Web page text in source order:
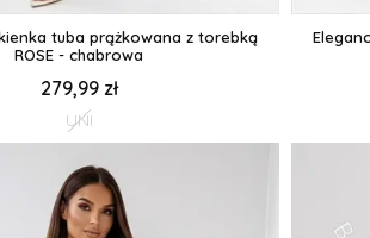
tuba prążkowana z torebką
ROSE - chabrowa
279,99 zł
UNI